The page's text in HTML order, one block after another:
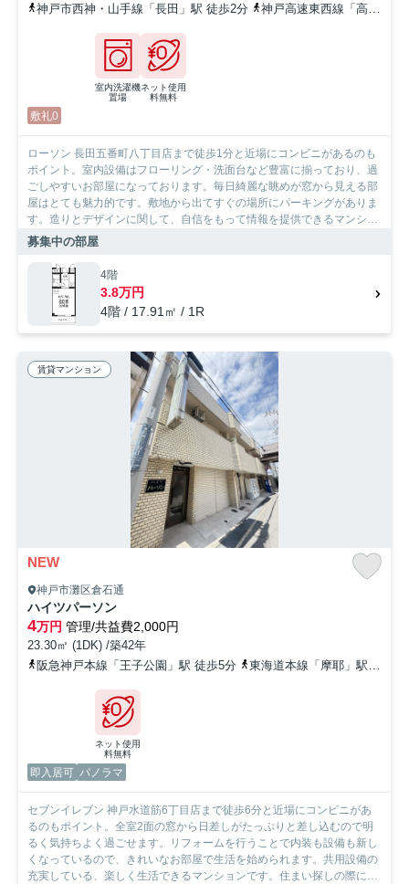
神戸市西神・山手線「長田」駅 徒歩2分
神戸高速東西線「高速長田」駅 徒歩3分
室内洗濯機
置場
ネット使用
料無料
敷礼0
ローソン 長田五番町八丁目店まで徒歩1分と近場にコンビニがあるのも
ポイント。室内設備はフローリング・洗面台など豊富に揃っており、過
ごしやすいお部屋になっております。毎日綺麗な眺めが窓から見える部
屋はとても魅力的です。敷地から出てすぐの場所にパーキングがありま
す。造りとデザインに関して、自信をもって情報を提供できるマンショ
ンです。住まい探しの際には、実際に住んでみた時のことを想像しなが
募集中の部屋
4階
3.8万円
4階 / 17.91㎡ / 1R
賃貸マンション
NEW
神戸市灘区倉石通
ハイツパーソン
4万円 管理/共益費2,000円
23.30㎡ (1DK) /築42年
阪急神戸本線「王子公園」駅 徒歩5分
東海道本線「摩耶」駅 徒歩9分
ネット使用
料無料
即入居可 パノラマ
セブンイレブン 神戸水道筋6丁目店まで徒歩6分と近場にコンビニがあ
るのもポイント。全室2面の窓から日差しがたっぷりと差し込むので明
るく気持ちよく過ごせます。リフォームを行うことで内装も設備も新し
くなっているので、きれいなお部屋で生活を始められます。共用設備の
充実している、楽しく生活できるマンションです。住まい探しの際に